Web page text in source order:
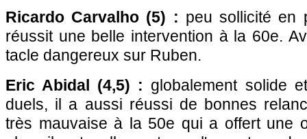
Ricardo Carvalho (5) : peu sollicité en
réussit une belle intervention à la 60e.
tacle dangereux sur Ruben.
Eric Abidal (4,5) : globalement solide
duels, il a aussi réussi de bonnes
très mauvaise à la 50e qui a offert une